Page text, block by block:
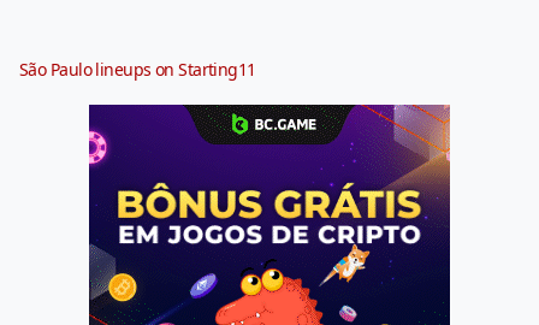
São Paulo lineups on Starting11